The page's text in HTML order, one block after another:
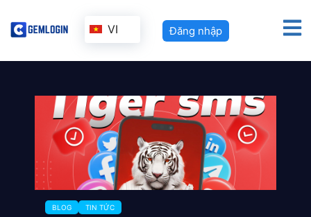
VI Đăng nhập
BLOG TIN TỨC